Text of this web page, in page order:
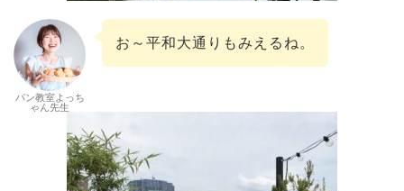
パン教室よっち
ゃん先生
お～平和大通りもみえるね。